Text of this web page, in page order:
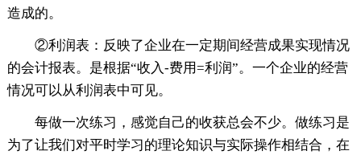
造成的。
②利润表：反映了企业在一定期间经营成果实现情况
的会计报表。是根据“收入-费用=利润”。一个企业的经营
情况可以从利润表中可见。
每做一次练习，感觉自己的收获总会不少。做练习是
为了让我们对平时学习的理论知识与实际操作相结合，在